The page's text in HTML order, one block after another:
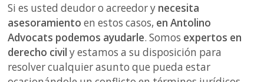
Si es usted deudor o acreedor y necesita
asesoramiento en estos casos, en Antolino
Advocats podemos ayudarle. Somos expertos en
derecho civil y estamos a su disposición para
resolver cualquier asunto que pueda estar